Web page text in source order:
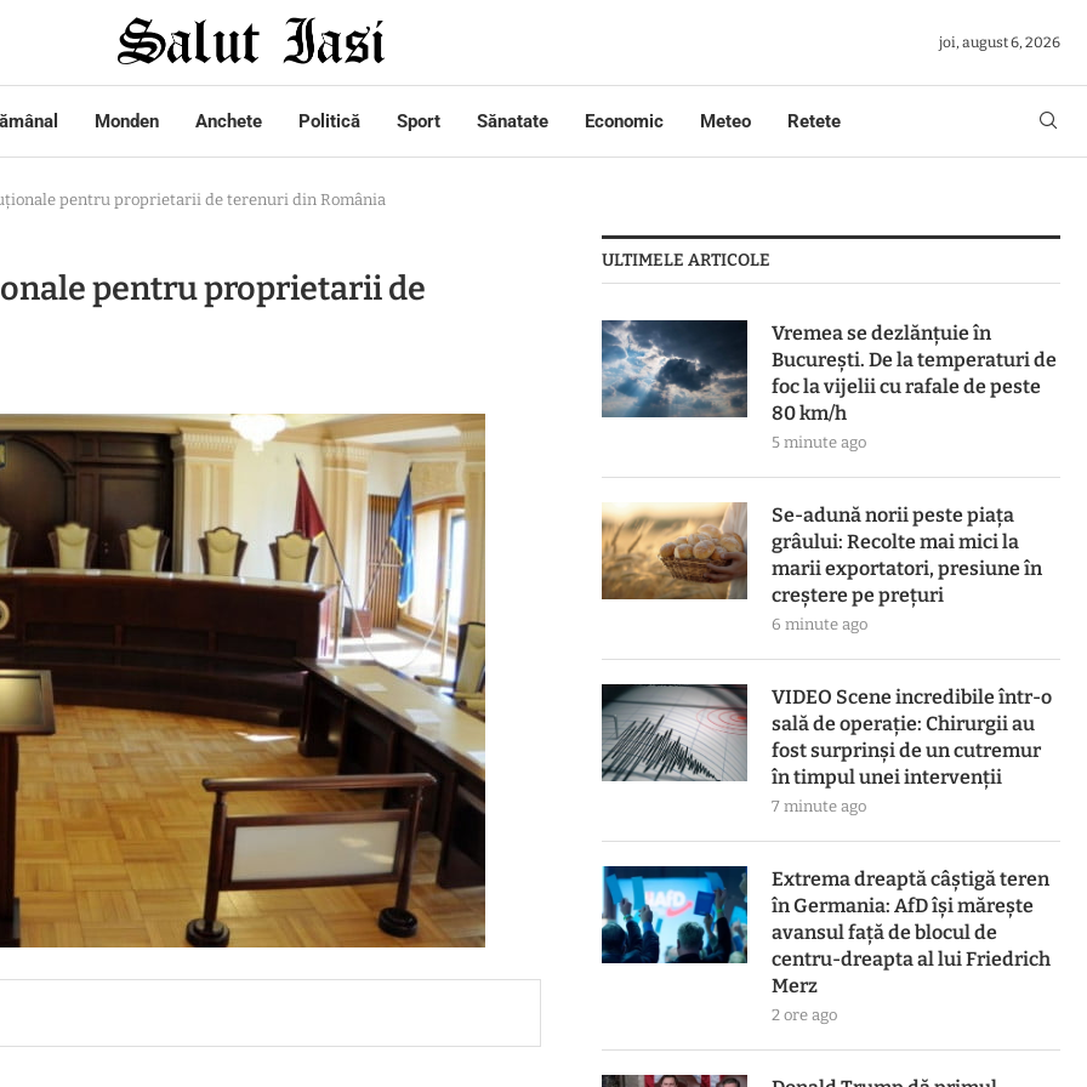
joi, august 6, 2026
Monden Anchete Politică Sport Sănatate Economic Meteo Retete
pentru proprietarii de terenuri din România
pentru proprietarii de
ULTIMELE ARTICOLE
Vremea se dezlănțuie în
București. De la temperaturi de
foc la vijelii cu rafale de peste
80 km/h
5 minute ago
Se-adună norii peste piața
grâului: Recolte mai mici la
marii exportatori, presiune în
creștere pe prețuri
6 minute ago
VIDEO Scene incredibile într-o
sală de operație: Chirurgii au
fost surprinși de un cutremur
în timpul unei intervenții
7 minute ago
Extrema dreaptă câștigă teren
în Germania: AfD își mărește
avansul față de blocul de
centru-dreapta al lui Friedrich
Merz
2 ore ago